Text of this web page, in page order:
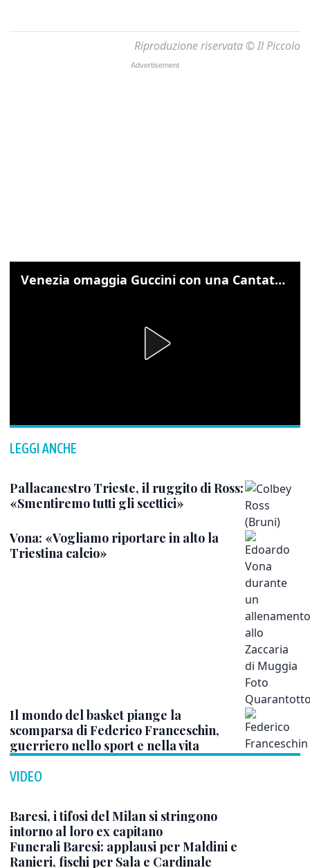
Riproduzione riservata © Il Piccolo
Venezia omaggia Guccini con una Cantata Anarchica in campo Santa Margherita
LEGGI ANCHE
Pallacanestro Trieste, il ruggito di Ross:
«Smentiremo tutti gli scettici»
Vona: «Vogliamo riportare in alto la
Triestina calcio»
Il mondo del basket piange la
scomparsa di Federico Franceschin,
guerriero nello sport e nella vita
VIDEO
Baresi, i tifosi del Milan si stringono
intorno al loro ex capitano
Funerali Baresi: applausi per Maldini e
Ranieri, fischi per Sala e Cardinale